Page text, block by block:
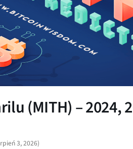
(MITH) – 2024,
3, 2026)